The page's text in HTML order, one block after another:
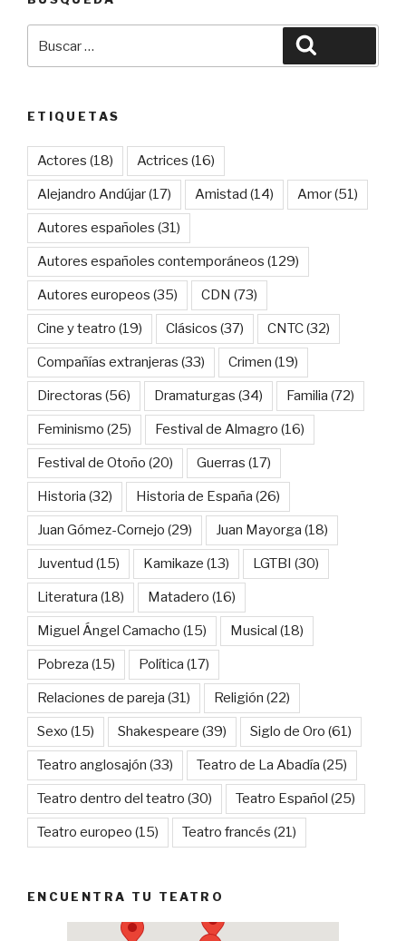
por:
ETIQUETAS
Actores (18) Actrices (16)
Alejandro Andújar(17) Amistad (14) Amor(51)
Autores españoles (31)
Autores españoles contemporáneos (129)
Autores europeos (35) CDN (73)
Cine y teatro (19) Clásicos (37) CNTC(32)
Compañías extranjeras (33) Crimen (19)
Directoras (56) Dramaturgas (34) Familia (72)
Feminismo (25) Festival de Almagro (16)
Festival de Otoño (20) Guerras (17)
Historia (32) Historia de España (26)
Juan Gómez-Cornejo (29) Juan Mayorga (18)
Juventud (15) Kamikaze (13) LGTBI (30)
Literatura (18) Matadero (16)
Miguel Ángel Camacho (15) Musical (18)
Pobreza (15) Política (17)
Relaciones de pareja (31) Religión (22)
Sexo (15) Shakespeare (39) Siglo de Oro (61)
Teatro anglosajón (33) Teatro de La Abadía (25)
Teatro dentro del teatro (30) Teatro Español (25)
Teatro europeo (15) Teatro francés (21)
ENCUENTRA TU TEATRO